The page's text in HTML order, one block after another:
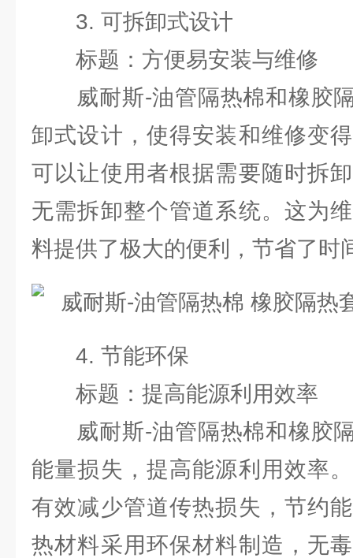
3. 可拆卸式设计
标题：方便易安装与维修
威耐斯-油管隔热棉和橡胶隔
卸式设计，使得安装和维修变
可以让使用者根据需要随时拆
无需拆卸整个管道系统。这为
料提供了极大的便利，节省了时
4. 节能环保
标题：提高能源利用效率
威耐斯-油管隔热棉和橡胶隔
能量损失，提高能源利用效率
有效减少管道传热损失，节约
热材料采用环保材料制造，无